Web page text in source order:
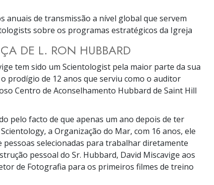
anuais de transmissão a nível global que servem
sobre os programas estratégicos da Igreja
DE L. RON HUBBARD
tem sido um Scientologist pela maior parte da sua
prodígio de 12 anos que serviu como o auditor
Centro de Aconselhamento Hubbard de Saint Hill
pelo facto de que apenas um ano depois de ter
a Organização do Mar, com 16 anos, ele
pessoas selecionadas para trabalhar diretamente
pessoal do Sr. Hubbard, David Miscavige aos
de Fotografia para os primeiros filmes de treino